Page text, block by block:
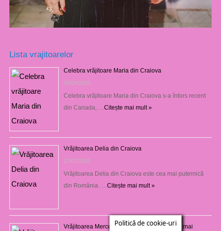
Lista vrajitoarelor
Celebra vrăjitoare Maria din Craiova
06/08/2026
Celebra vrăjitoare Maria din Craiova s-a întors recent
din Canada, … Citește mai mult »
Vrăjitoarea Delia din Craiova
27/07/2026
Vrăjitoarea Delia din Craiova este cea mai puternică
din România. … Citește mai mult »
Vrăjitoarea Mercedeza din Craiova este cea mai
Politică de cookie-uri